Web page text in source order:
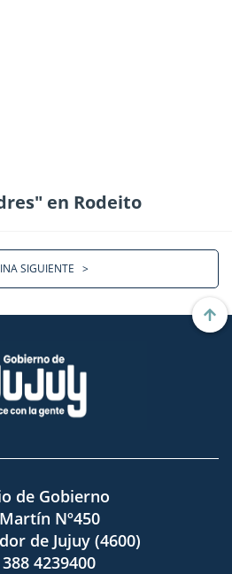
en Rodeito
SIGUIENTE >
de Gobierno
Nº450
de Jujuy (4600)
4239400